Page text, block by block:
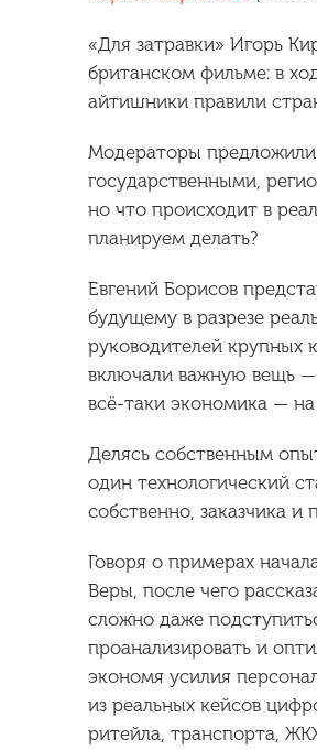
«Для затравки» Игорь
британском фильме: в
айтишники правили
Модераторы
государственными,
но что происходит в
планируем делать?
Евгений Борисов
будущему в разрезе
руководителей
включали важную вещь —
всё-таки экономика —
Делясь собственным
один технологический
собственно, заказчика и
Говоря о примерах
Веры, после чего
сложно даже
проанализировать и
экономя усилия
из реальных кейсов
ритейла, транспорта,